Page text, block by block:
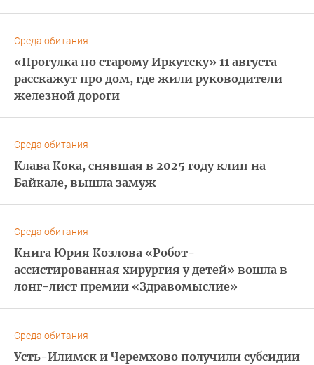
Среда обитания
«Прогулка по старому Иркутску» 11 августа
расскажут про дом, где жили руководители
железной дороги
Среда обитания
Клава Кока, снявшая в 2025 году клип на
Байкале, вышла замуж
Среда обитания
Книга Юрия Козлова «Робот-
ассистированная хирургия у детей» вошла в
лонг-лист премии «Здравомыслие»
Среда обитания
Усть-Илимск и Черемхово получили субсидии